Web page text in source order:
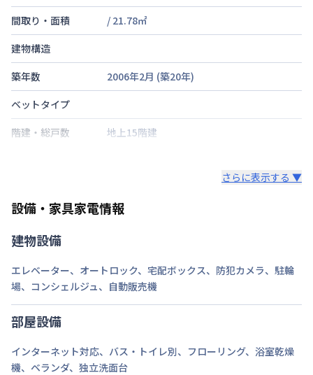
間取り・面積
/ 21.78㎡
建物構造
築年数
2006年2月 (築20年)
ベットタイプ
階建・総戸数
地上15階建
禁煙・喫煙
禁煙
神戸市西神山手線三宮駅 徒歩11分
駐車場
次回更新日
情報更新日より14日以内
さらに表示する ▼
設備・家具家電情報
建物設備
エレベーター、 オートロック、 宅配ボックス、 防犯カメラ、 駐輪
場、 コンシェルジュ、 自動販売機
部屋設備
インターネット対応、 バス・トイレ別、 フローリング、 浴室乾燥
機、 ベランダ、 独立洗面台